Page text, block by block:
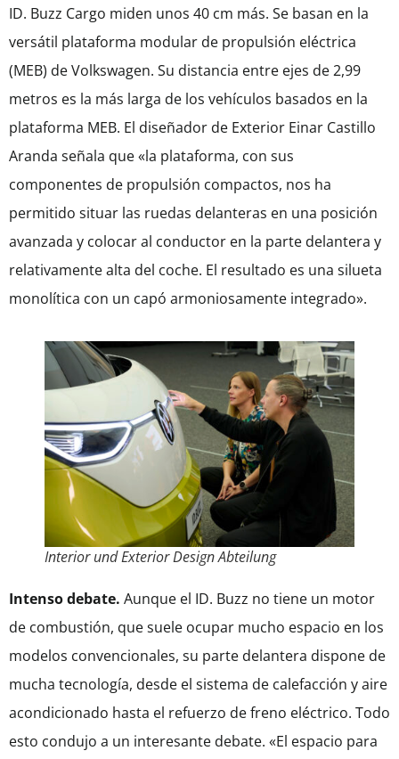
ID. Buzz Cargo miden unos 40 cm más. Se basan en la
versátil plataforma modular de propulsión eléctrica
(MEB) de Volkswagen. Su distancia entre ejes de 2,99
metros es la más larga de los vehículos basados en la
plataforma MEB. El diseñador de Exterior Einar Castillo
Aranda señala que «la plataforma, con sus
componentes de propulsión compactos, nos ha
permitido situar las ruedas delanteras en una posición
avanzada y colocar al conductor en la parte delantera y
relativamente alta del coche. El resultado es una silueta
monolítica con un capó armoniosamente integrado».
Interior und Exterior Design Abteilung
Intenso debate. Aunque el ID. Buzz no tiene un motor
de combustión, que suele ocupar mucho espacio en los
modelos convencionales, su parte delantera dispone de
mucha tecnología, desde el sistema de calefacción y aire
acondicionado hasta el refuerzo de freno eléctrico. Todo
esto condujo a un interesante debate. «El espacio para